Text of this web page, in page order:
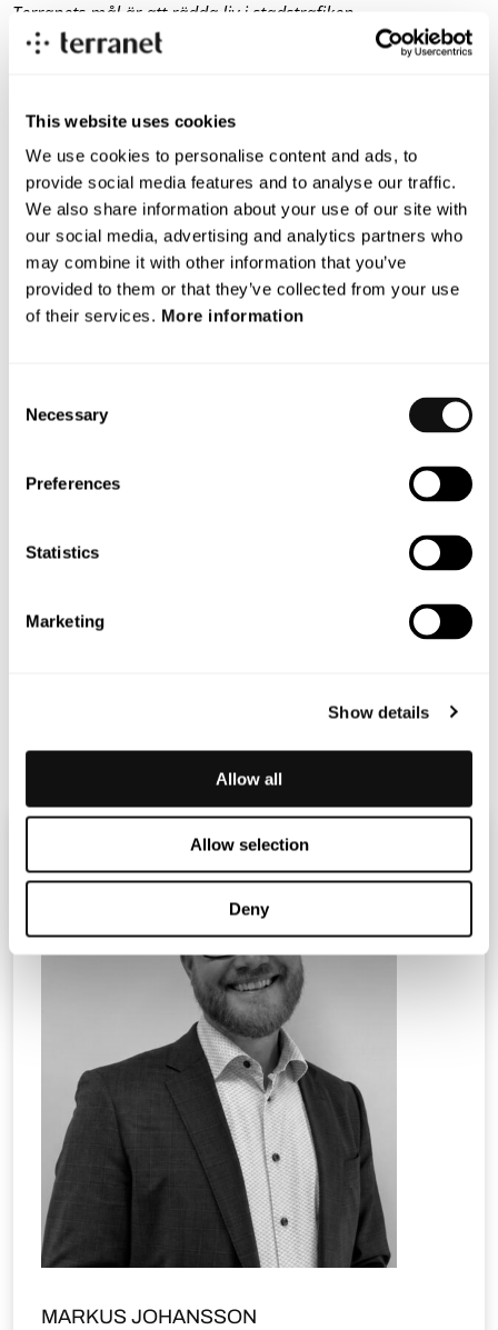
This website uses cookies
We use cookies to personalise content and ads, to
provide social media features and to analyse our traffic.
We also share information about your use of our site with
our social media, advertising and analytics partners who
may combine it with other information that you’ve
provided to them or that they’ve collected from your use
of their services. More information
Selection
Necessary
Preferences
Statistics
Marketing
Show details
Allow all
Allow selection
Deny
Terranets mål är att rädda liv i stadstrafiken.
Vi utvecklar banbrytande tekniklösningar för avancerat
utsatta trafikanter från att skadas på vägen.
Med hjälp av en unik, patenterad sensorteknologi
laserskannar Terranets system BlincVision vägen och
upptäcker objekt upp till tio gånger snabbare och med högre
precision än någon annan ADAS-lösning idag.
Terranet är baserat i Lund och i Stuttgart, i hjärtat av den
europeiska bilindustrin. Sedan 2017 är bolaget noterat på
Följ vår resa på
Fondkommission AB, 08-503 015 50,
ca@mangold.se
Terranet_PM_webcast Q1_SE
MARKUS JOHANSSON